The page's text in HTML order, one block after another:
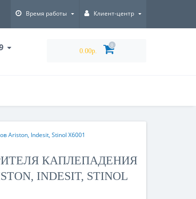
Время работы Клиент-центр
0.00р.
0
Ariston, Indesit, Stinol X6001
КАПЛЕПАДЕНИЯ
INDESIT, STINOL